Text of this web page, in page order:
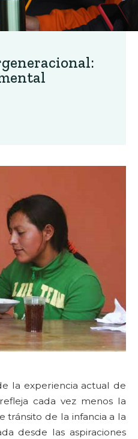
la experiencia actual de
cada vez menos la
tránsito de la infancia a la
desde las aspiraciones